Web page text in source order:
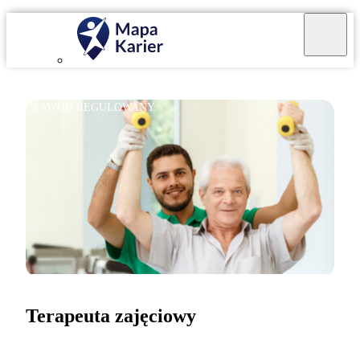
ZAWÓD REGULOWANY
Terapeuta zajęciowy